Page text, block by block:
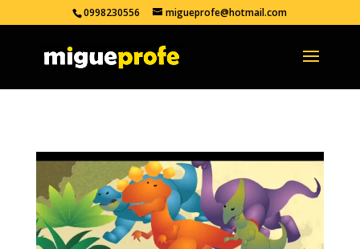
0998230556 migueprofe@hotmail.com